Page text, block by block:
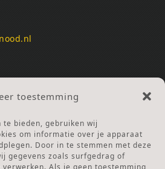
toestemming
bieden, gebruiken wij
om informatie over je apparaat
Door in te stemmen met deze
gegevens zoals surfgedrag of
Als je geen toestemming